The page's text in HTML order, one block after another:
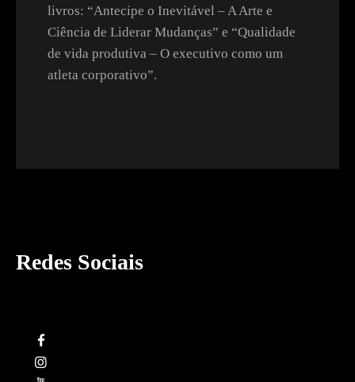
livros: “Antecipe o Inevitável – A Arte e
Ciência de Liderar Mudanças” e “Qualidade
de vida produtiva – O executivo como um
atleta corporativo”.
Redes Sociais